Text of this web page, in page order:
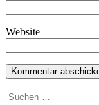
Website
Suchen